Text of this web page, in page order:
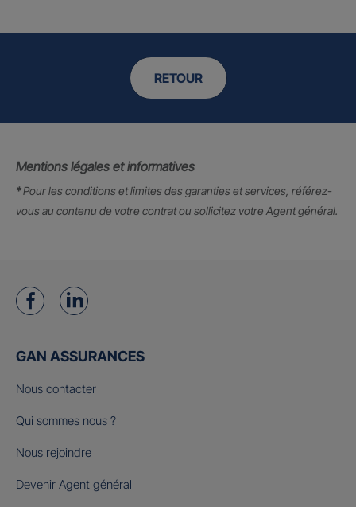
RETOUR
Mentions légales et informatives
*Pour les conditions et limites des garanties et services, référez-
vous au contenu de votre contrat ou sollicitez votre Agent général.
GAN ASSURANCES
Nous contacter
Qui sommes nous ?
Nous rejoindre
Devenir Agent général